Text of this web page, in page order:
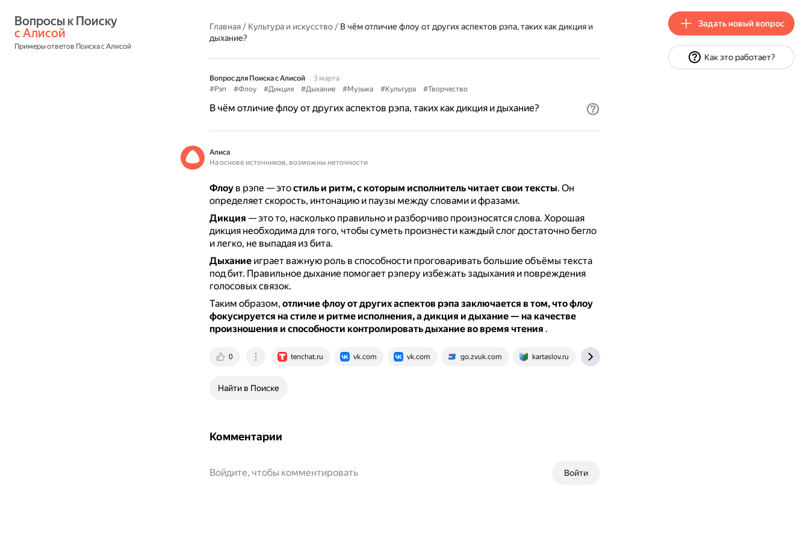
с Алисой
Примеры ответов Поиска с Алисой
Главная/ Культура и искусство/ В чём отличие флоу от других аспектов рэпа, таких как дикция и
дыхание?
Вопрос для Поиска с Алисой
3 марта
#Рэп
#Флоу #Дикция #Дыхание #Музыка #Культура #Творчество
В чём отличие флоу от других аспектов рэпа, таких как дикция и дыхание?
Алиса
На основе источников, возможны неточности
Флоув рэпе — этостиль и ритм, с которым исполнитель читает свои тексты. Он
определяет скорость, интонацию и паузы между словами и фразами.
Дикция — это то, насколько правильно и разборчиво произносятся слова. Хорошая
дикция необходима для того, чтобы суметь произнести каждый слог достаточно бегло
и легко, не выпадая из бита.
Дыханиеиграет важную роль в способности проговаривать большие объёмы текста
под бит. Правильное дыхание помогает рэперу избежать задыхания и повреждения
голосовых связок.
Таким образом, отличие флоу от других аспектов рэпа заключается в том, что флоу
фокусируется на стиле и ритме исполнения, а дикция и дыхание — на качестве
произношения и способности контролировать дыхание во время чтения .
0 tenchat.ru vk.com vk.com go.zvuk.com kartaslov.ru
Найти в Поиске
Комментарии
Войти
Войдите, чтобы комментировать
Задать новый вопрос
Как это работает?